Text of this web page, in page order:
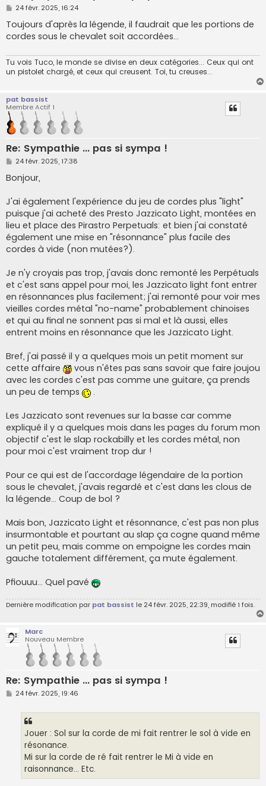
M
s
s
a
e
24 févr. 2025, 16:24
Toujours d'après la légende, il faudrait que les portions de
cordes sous le chevalet soit accordées...
Tu vois Tuco, le monde se divise en deux catégories... Ceux qui ont
un pistolet chargé, et ceux qui creusent. Toi, tu creuses...
pat bassist
Membre Actif 1
Re: Sympathie ... pas si sympa !
M
s
s
g
e
24 févr. 2025, 17:38
Bonjour,
J'ai également l'expérience du jeu de cordes plus "light"
puisque j'ai acheté des Presto Jazzicato Light, montées en
lieu et place des Pirastro Perpetuals: et bien j'ai constaté
également une mise en "résonnance" plus facile des
cordes à vide (non mutées?).
Je n'y croyais pas trop, j'avais donc remonté les Perpétuals
et c'est sans appel pour moi, les Jazzicato light font entrer
en résonnances plus facilement; j'ai remonté pour voir mes
vieilles cordes métal "no-name" probablement chinoises
et qui au final ne sonnent pas si mal et là aussi, elles
entrent moins en résonnance que les Jazzicato Light.
Bref, j'ai passé il y a quelques mois un petit moment sur
cette affaire
vous n'êtes pas sans savoir que faire joujou
avec les cordes c'est pas comme une guitare, ça prends
un peu de temps
.
Les Jazzicato sont revenues sur la basse car comme
expliqué il y a quelques mois dans les pages du forum mon
objectif c'est le slap rockabilly et les cordes métal, non
pour moi c'est vraiment trop dur !
Pour ce qui est de l'accordage légendaire de la portion
sous le chevalet, j'avais regardé et c'est dans les clous de
la légende... Coup de bol ?
Mais bon, Jazzicato Light et résonnance, c'est pas non plus
insurmontable et pourtant au slap ça cogne quand même
un petit peu, mais comme on empoigne les cordes main
gauche totalement différement, ça mute également.
Pfiouuu... Quel pavé
Dernière modification par pat bassist le 24 févr. 2025, 22:39, modifié 1 fois.
Marc
Nouveau Membre
Re: Sympathie ... pas si sympa !
M
24 févr. 2025, 19:46
Jouer : Sol sur la corde de mi fait rentrer le sol à vide en
résonance.
Mi sur la corde de ré fait rentrer le Mi à vide en
raisonnance... Etc.